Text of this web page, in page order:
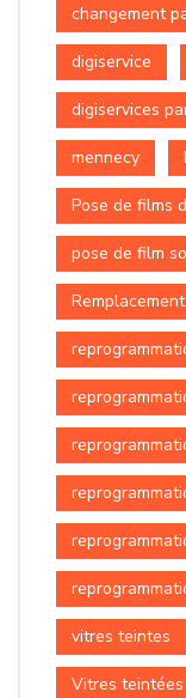
changement
digiservice
digiservices
mennecy
Pose de films
pose de film
vitres teintes
Vitres